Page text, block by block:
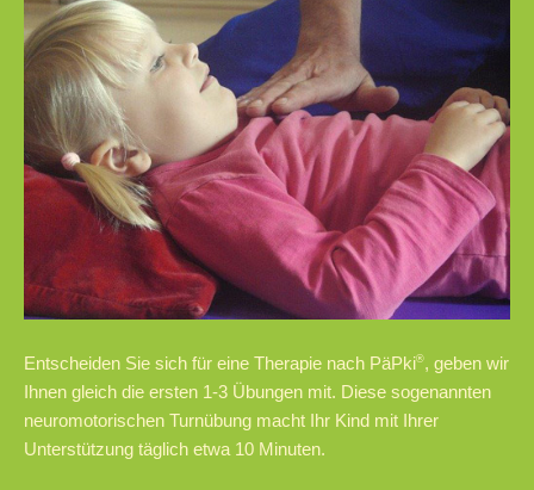
Entscheiden Sie sich für eine Therapie nach PäPki®, geben wir
Ihnen gleich die ersten 1-3 Übungen mit. Diese sogenannten
neuromotorischen Turnübung macht Ihr Kind mit Ihrer
Unterstützung täglich etwa 10 Minuten.